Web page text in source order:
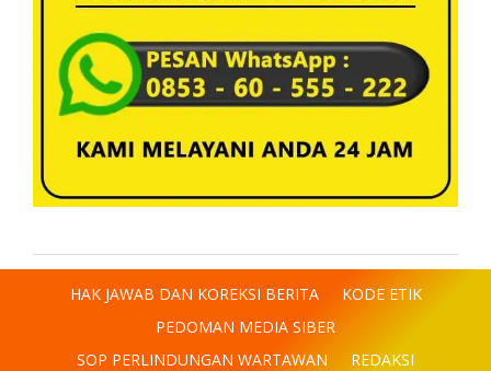
HAK JAWAB DAN KOREKSI BERITA
KODE ETIK
PEDOMAN MEDIA SIBER
SOP PERLINDUNGAN WARTAWAN
REDAKSI